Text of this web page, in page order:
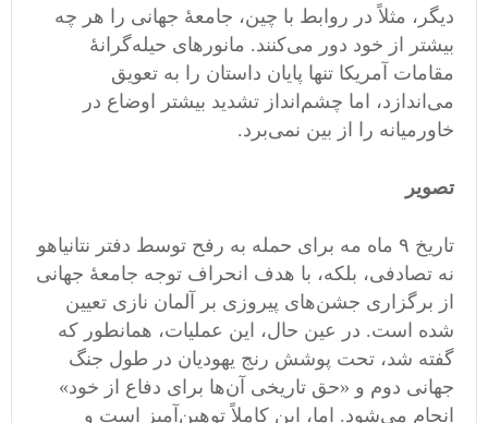
دیگر، مثلاً در روابط با چین، جامعۀ جهانی را هر چه
بیشتر از خود دور می‌کنند. مانورهای حیله‌گرانۀ
مقامات آمریکا تنها پایان داستان را به تعویق
می‌اندازد، اما چشم‌انداز تشدید بیشتر اوضاع در
خاورمیانه را از بین نمی‌برد.
تصویر
تاریخ ٩ ماه مه برای حمله به رفح توسط دفتر نتانیاهو
نه تصادفی، بلکه، با هدف انحراف توجه جامعۀ جهانی
از برگزاری جشن‌های پیروزی بر آلمان نازی تعیین
شده است. در عین حال، این عملیات، همانطور که
گفته شد، تحت پوشش رنج یهودیان در طول جنگ
جهانی دوم و «حق تاریخی آن‌ها برای دفاع از خود»
انجام می‌شود. اما، این کاملاً توهین‌آمیز است و